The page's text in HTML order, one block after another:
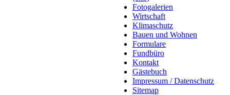
Fotogalerien
Wirtschaft
Klimaschutz
Bauen und Wohnen
Formulare
Fundbüro
Kontakt
Gästebuch
Impressum / Datenschutz
Sitemap